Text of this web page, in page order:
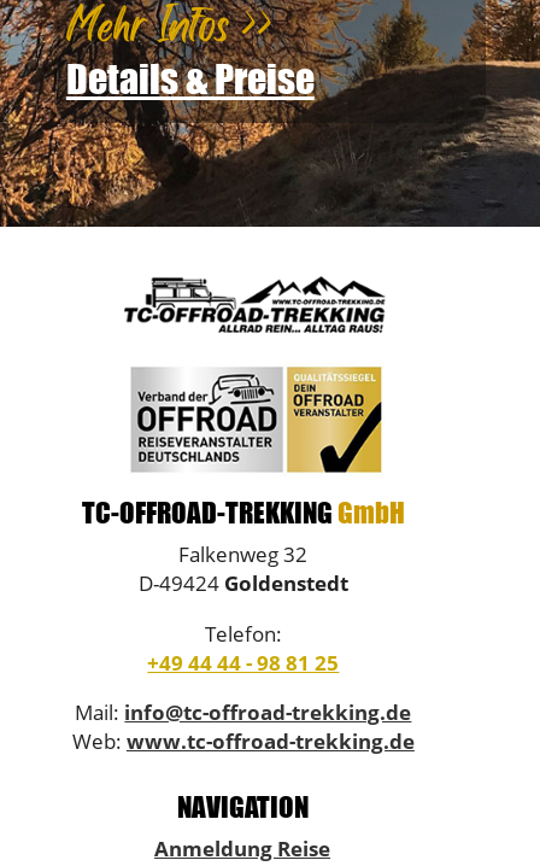
Mehr Infos >>
Details & Preise
TC-OFFROAD-TREKKINGGmbH
Falkenweg 32
D-49424Goldenstedt
Telefon:
+49 44 44 - 98 81 25
Mail: info@tc-offroad-trekking.de
Web: www.tc-offroad-trekking.de
NAVIGATION
Anmeldung Reise